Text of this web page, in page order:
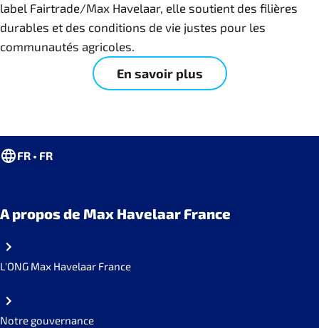
label Fairtrade/Max Havelaar, elle soutient des filières
durables et des conditions de vie justes pour les
communautés agricoles.
En savoir plus
FR • FR
A propos de Max Havelaar France
L'ONG Max Havelaar France
Notre gouvernance